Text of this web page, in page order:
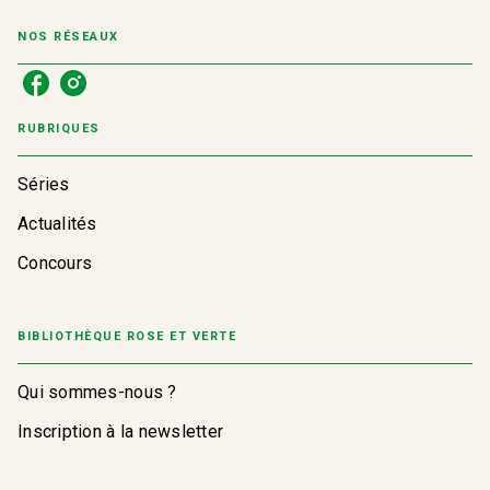
NOS RÉSEAUX
RUBRIQUES
Séries
Actualités
Concours
BIBLIOTHÈQUE ROSE ET VERTE
Qui sommes-nous ?
Inscription à la newsletter